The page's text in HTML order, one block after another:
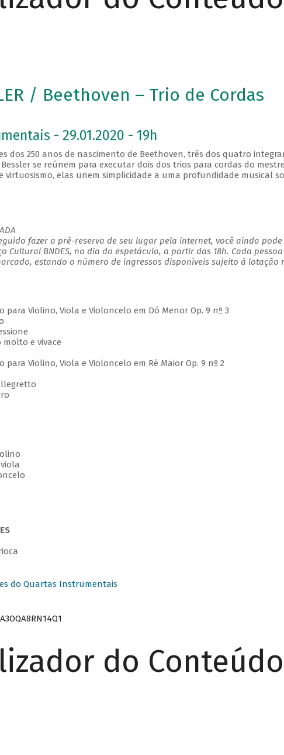
/ Beethoven – Trio de Cordas
- 29.01.2020 - 19h
dos 250 anos de nascimento de Beethoven, três dos quatro
se reúnem para executar dois dos trios para cordas do
virtuosismo, elas unem simplicidade a uma profundidade musical
fazer a pré-reserva de seu lugar pela internet, você ainda
Cultural BNDES, no dia do espetáculo, a partir das 18h. Cada
estando o número de ingressos disponíveis sujeito à lotação
para Violino, Viola e Violoncelo em Dó Menor Op. 9 nº 3
molto e vivace
para Violino, Viola e Violoncelo em Ré Maior Op. 9 nº 2
do Quartas Instrumentais
do